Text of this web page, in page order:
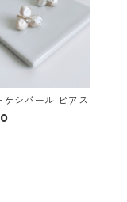
ケシパール ピアス